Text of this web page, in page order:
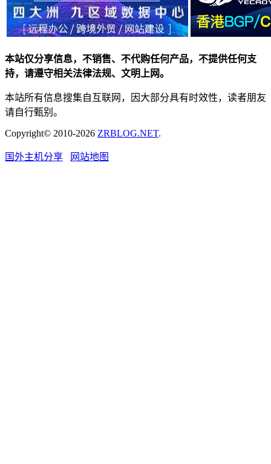
本站仅分享信息，不销售、不代购任何产品，不提供任何支
持，请遵守相关法律法规、文明上网。
本站所有信息搜集自互联网，因大部分具有时效性，读者朋友
请自行甄别。
Copyright© 2010-2026 ZRBLOG.NET.
国外主机分享 网站地图